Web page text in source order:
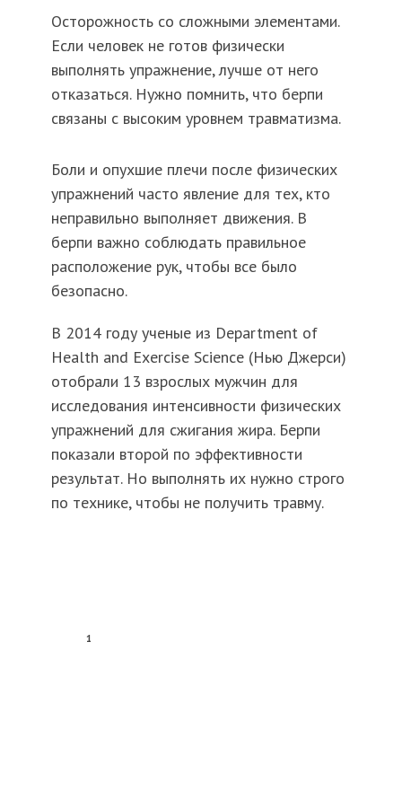
Осторожность со сложными элементами.
Если человек не готов физически
выполнять упражнение, лучше от него
отказаться. Нужно помнить, что берпи
связаны с высоким уровнем травматизма.
Боли и опухшие плечи после физических
упражнений часто явление для тех, кто
неправильно выполняет движения. В
берпи важно соблюдать правильное
расположение рук, чтобы все было
безопасно.
В 2014 году ученые из Department of
Health and Exercise Science (Нью Джерси)
отобрали 13 взрослых мужчин для
исследования интенсивности физических
упражнений для сжигания жира. Берпи
показали второй по эффективности
результат. Но выполнять их нужно строго
по технике, чтобы не получить травму.
1